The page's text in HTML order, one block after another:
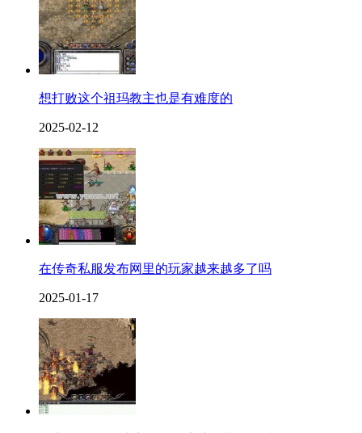
想打败这个祖玛教主也是有难度的
2025-02-12
在传奇私服发布网里的玩家越来越多了吗
2025-01-17